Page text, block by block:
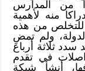
من المدارس
منه لأهمية
للتخلص من هذه
ولم تمضِ
ثلاثة أرباع
في تقدم
أنشأ شبكة